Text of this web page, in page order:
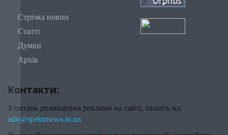
Стрічка новин
Статті
Думки
Архів
Контакти:
З питань розміщення реклами на сайті, пишіть на:
adv@spektrnews.in.ua